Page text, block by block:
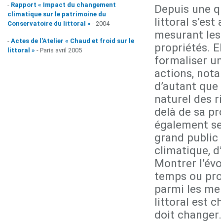
- Rapport « Impact du changement
climatique sur le patrimoine du
Conservatoire du littoral » - 2004
- Actes de l'Atelier « Chaud et froid sur le
littoral » - Paris avril 2005
Depuis une
littoral s’est
mesurant
propriétés.
formaliser
actions,
d’autant
naturel des
delà de sa
également
grand
climatique,
Montrer
temps ou
parmi les
littoral est
doit